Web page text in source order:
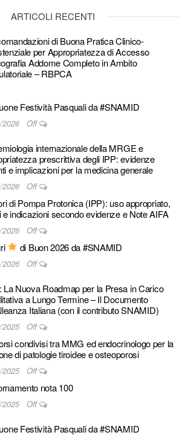
ARTICOLI RECENTI
di Buona Pratica Clinico-
per Appropriatezza di Accesso
Addome Completo in Ambito
– RBPCA
Festività Pasquali da #SNAMID
2026 Off
internazionale della MRGE e
prescrittiva degli IPP: evidenze
e implicazioni per la medicina generale
2026 Off
di Pompa Protonica (IPP): uso appropriato,
e indicazioni secondo evidenze e Note AIFA
2026 Off
di Buon 2026 da #SNAMID
2026 Off
La Nuova Roadmap per la Presa in Carico
a Lungo Termine – Il Documento
Italiana (con il contributo SNAMID)
2025 Off
condivisi tra MMG ed endocrinologo per la
di patologie tiroidee e osteoporosi
2025 Off
nota 100
2025 Off
Festività Pasquali da #SNAMID